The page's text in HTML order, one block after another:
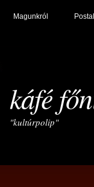
Magunkról
káfé
"kultúrpolip"